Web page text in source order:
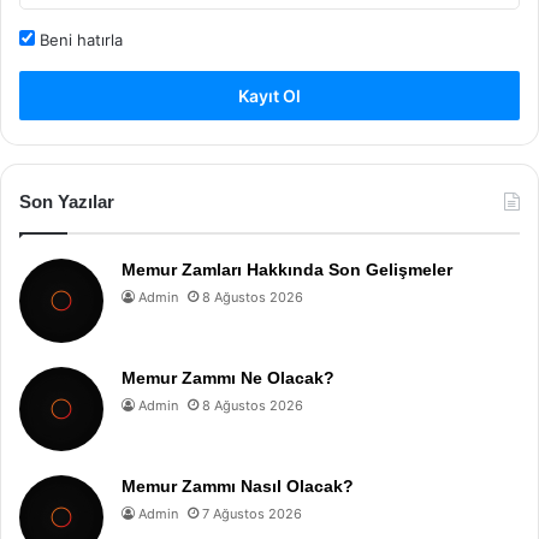
Beni hatırla
Kayıt Ol
Son Yazılar
Memur Zamları Hakkında Son Gelişmeler
Admin 8 Ağustos 2026
Memur Zammı Ne Olacak?
Admin 8 Ağustos 2026
Memur Zammı Nasıl Olacak?
Admin 7 Ağustos 2026